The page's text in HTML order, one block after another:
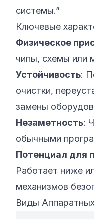
системы.”
Ключевые
Физическое
чипы, схемы или
Устойчивость:
очистки,
замены
Незаметность:
обычными
Потенциал для
Работает ниже
механизмов
Виды